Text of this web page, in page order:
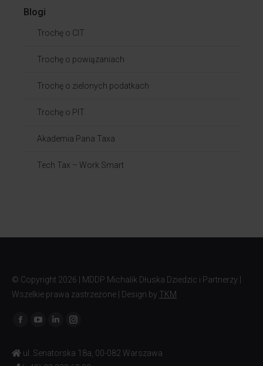
Blogi
Trochę o CIT
Trochę o powiązaniach​
Trochę o zielonych podatkach
Trochę o PIT
Akademia Pana Taxa
Tech Tax – Work Smart
© Copyright 2026 | MDDP Michalik Dłuska Dziedzic i Partnerzy |
Wszelkie prawa zastrzeżone | Design by TKM
Znajdź nas na:
ul. Senatorska 18a, 00-082 Warszawa